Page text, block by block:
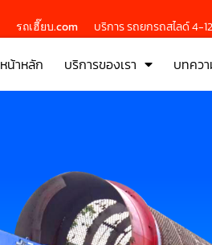
รถเฮี๊ยบ.com บริการ รถยกรถสไลด์ 4-
หน้าหลัก บริการของเรา บทคว